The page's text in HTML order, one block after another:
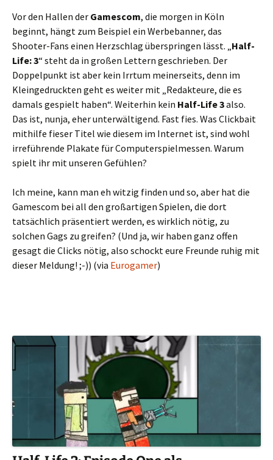
Vor den Hallen der Gamescom, die morgen in Köln
beginnt, hängt zum Beispiel ein Werbebanner, das
Shooter-Fans einen Herzschlag überspringen lässt. „ Half-
Life: 3“ steht da in großen Lettern geschrieben. Der
Doppelpunkt ist aber kein Irrtum meinerseits, denn im
Kleingedruckten geht es weiter mit „Redakteure, die es
damals gespielt haben“. Weiterhin kein Half-Life 3also.
Das ist, nunja, eher unterwältigend. Fast fies. Was Clickbait
mithilfe fieser Titel wie diesem im Internet ist, sind wohl
irreführende Plakate für Computerspielmessen. Warum
spielt ihr mit unseren Gefühlen?
Ich meine, kann man eh witzig finden und so, aber hat die
Gamescom bei all den großartigen Spielen, die dort
tatsächlich präsentiert werden, es wirklich nötig, zu
solchen Gags zu greifen? (Und ja, wir haben ganz offen
gesagt die Clicks nötig, also schockt eure Freunde ruhig mit
dieser Meldung! ;-)) (via Eurogamer)